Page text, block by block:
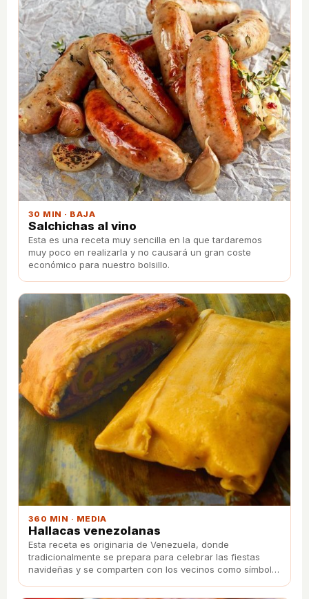
30 MIN · BAJA
Salchichas al vino
Esta es una receta muy sencilla en la que tardaremos
muy poco en realizarla y no causará un gran coste
económico para nuestro bolsillo.
360 MIN · MEDIA
Hallacas venezolanas
Esta receta es originaria de Venezuela, donde
tradicionalmente se prepara para celebrar las fiestas
navideñas y se comparten con los vecinos como símbolo